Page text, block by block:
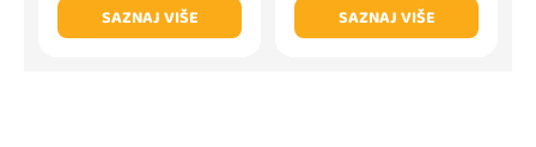
SAZNAJ VIŠE
SAZNAJ VIŠE